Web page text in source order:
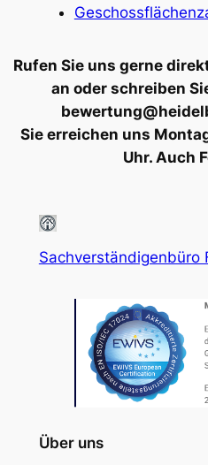
Rufen Sie uns gerne
an oder schreiben
Sie erreichen uns
Uhr. Auch
Sachverständigenbüro
Über uns